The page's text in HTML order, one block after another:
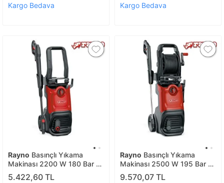
Kargo Bedava
Kargo Bedava
Rayno Basınçlı Yıkama
Makinası 2200 W 180 Bar -
Ryn11401
5.422,60 TL
Rayno Basınçlı Yıkama
Makinası 2500 W 195 Bar -
Ryn11402
9.570,07 TL